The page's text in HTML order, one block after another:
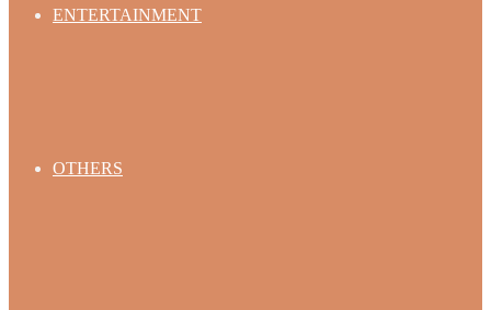
ENTERTAINMENT
OTHERS